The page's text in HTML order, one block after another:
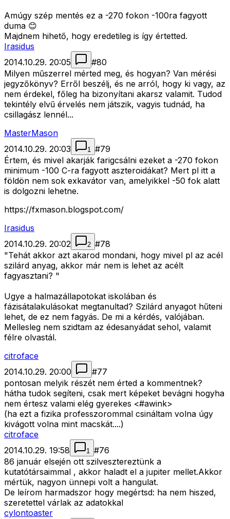
Amúgy szép mentés ez a -270 fokon -100ra fagyott
duma 😊
Majdnem hihető, hogy eredetileg is így értetted.
Irasidus
2014.10.29. 20:05
#80
Milyen műszerrel mérted meg, és hogyan? Van mérési
jegyzőkönyv? Erről beszélj, és ne arról, hogy ki vagy, az
nem érdekel, főleg ha bizonyítani akarsz valamit. Tudod
tekintély elvű érvelés nem játszik, vagyis tudnád, ha
csillagász lennél...
MasterMason
2014.10.29. 20:03
1 #79
Értem, és mivel akarják farigcsálni ezeket a -270 fokon
minimum -100 C-ra fagyott aszteroidákat? Mert pl itt a
földön nem sok exkavátor van, amelyikkel -50 fok alatt
is dolgozni lehetne.
https://fxmason.blogspot.com/
Irasidus
2014.10.29. 20:02
2 #78
"Tehát akkor azt akarod mondani, hogy mivel pl az acél
szilárd anyag, akkor már nem is lehet az acélt
fagyasztani? "
Ugye a halmazállapotokat iskolában és
fázisátalakulásokat megtanultad? Szilárd anyagot hűteni
lehet, de ez nem fagyás. De mi a kérdés, valójában.
Mellesleg nem szidtam az édesanyádat sehol, valamit
félre olvastál.
citroface
2014.10.29. 20:00
#77
pontosan melyik részét nem érted a kommentnek?
hátha tudok segíteni, csak mert képeket bevágni hogyha
nem értesz valami elég gyerekes <#awink>
(ha ezt a fizika professzorommal csináltam volna úgy
kivágott volna mint macskát....)
citroface
2014.10.29. 19:58
1 #76
86 január elsején ott szilvesztereztünk a
kutatótársaimmal , akkor haladt el a jupiter mellet.Akkor
mértük, nagyon ünnepi volt a hangulat.
De leírom harmadszor hogy megértsd: ha nem hiszed,
szeretettel várlak az adatokkal
cylontoaster